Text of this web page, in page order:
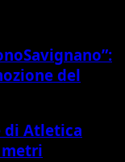
del
di Atletica
metri